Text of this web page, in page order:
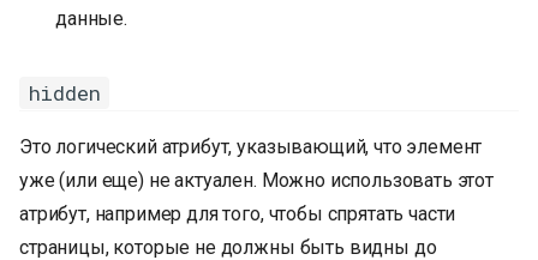
данные.
hidden
Это логический атрибут, указывающий, что элемент
уже (или еще) не актуален. Можно использовать этот
атрибут, например для того, чтобы спрятать части
страницы, которые не должны быть видны до